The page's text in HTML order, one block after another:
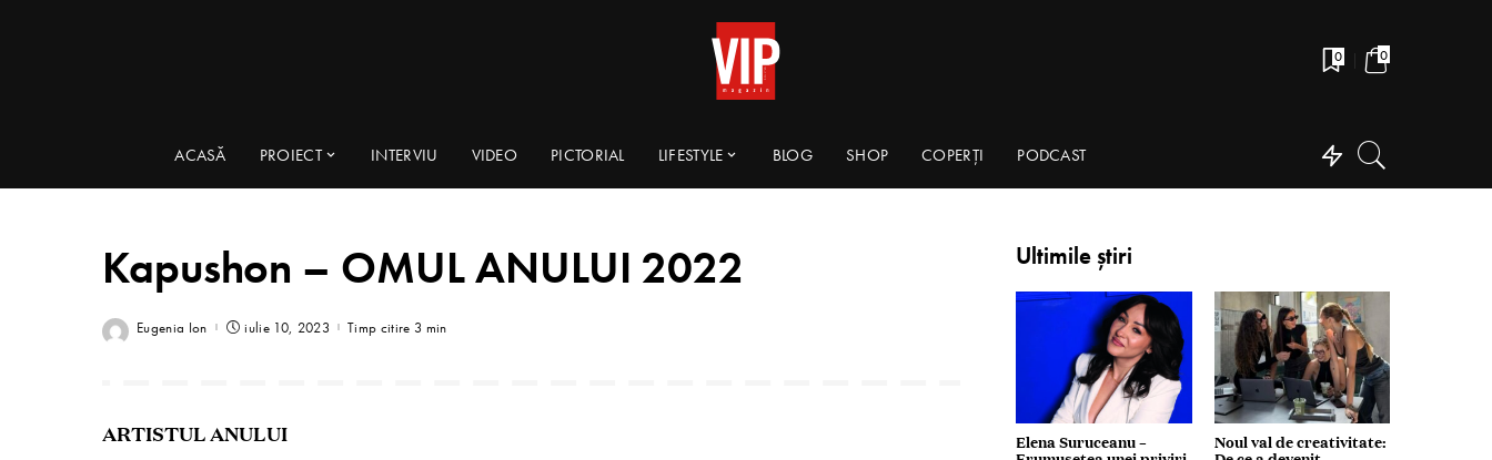
0 0
ACASĂ PROIECT INTERVIU VIDEO PICTORIAL LIFESTYLE BLOG SHOP COPERȚI PODCAST
Kapushon – OMUL ANULUI 2022
Eugenia Ion iulie 10, 2023 Timp citire 3 min
ARTISTUL ANULUI
Ultimile știri
Elena Suruceanu –
Noul val de creativitate: